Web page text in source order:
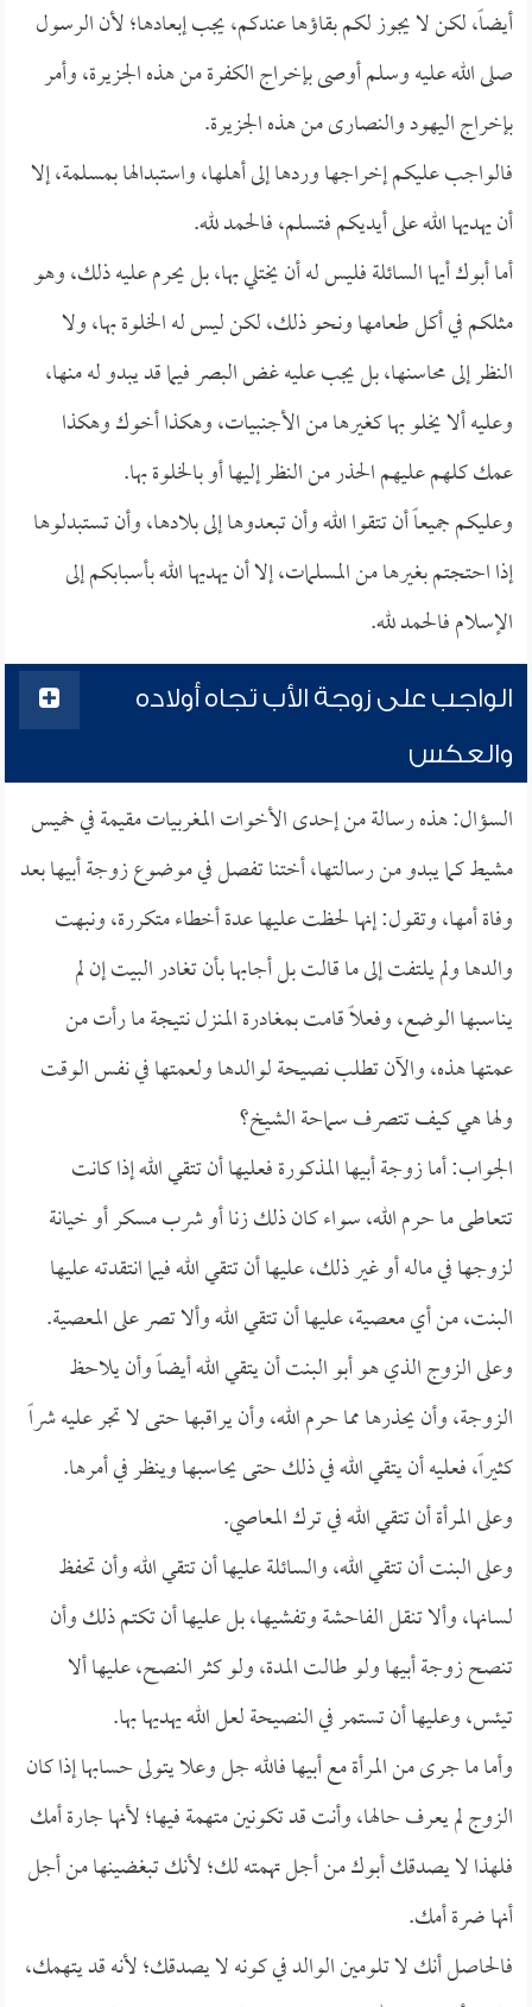
أيضاً، لكن لا يجوز لكم بقاؤها عندكم، يجب إبعادها؛ لأن الرسول
صلى الله عليه وسلم أوصى بإخراج الكفرة من هذه الجزيرة، وأمر
بإخراج اليهود والنصارى من هذه الجزيرة.
فالواجب عليكم إخراجها وردها إلى أهلها، واستبدالها بمسلمة، إلا
أن يهديها الله على أيديكم فتسلم، فالحمد لله.
أما أبوك أيها السائلة فليس له أن يختلي بها، بل يحرم عليه ذلك، وهو
مثلكم في أكل طعامها ونحو ذلك، لكن ليس له الخلوة بها، ولا
النظر إلى محاسنها، بل يجب عليه غض البصر فيما قد يبدو له منها،
وعليه ألا يخلو بها كغيرها من الأجنبيات، وهكذا أخوك وهكذا
عمك كلهم عليهم الحذر من النظر إليها أو بالخلوة بها.
وعليكم جميعاً أن تتقوا الله وأن تبعدوها إلى بلادها، وأن تستبدلوها
إذا احتجتم بغيرها من المسلمات، إلا أن يهديها الله بأسبابكم إلى
الإسلام فالحمد لله.
الواجب على زوجة الأب تجاه أولاده
والعكس
السؤال: هذه رسالة من إحدى الأخوات المغربيات مقيمة في خميس
مشيط كما يبدو من رسالتها، أختنا تفصل في موضوع زوجة أبيها بعد
وفاة أمها، وتقول: إنها لحظت عليها عدة أخطاء متكررة، ونبهت
والدها ولم يلتفت إلى ما قالت بل أجابها بأن تغادر البيت إن لم
يناسبها الوضع، وفعلاً قامت بمغادرة المنزل نتيجة ما رأت من
عمتها هذه، والآن تطلب نصيحة لوالدها ولعمتها في نفس الوقت
ولها هي كيف تتصرف سماحة الشيخ؟
الجواب: أما زوجة أبيها المذكورة فعليها أن تتقي الله إذا كانت
تتعاطى ما حرم الله، سواء كان ذلك زنا أو شرب مسكر أو خيانة
لزوجها في ماله أو غير ذلك، عليها أن تتقي الله فيما انتقدته عليها
البنت، من أي معصية، عليها أن تتقي الله وألا تصر على المعصية.
وعلى الزوج الذي هو أبو البنت أن يتقي الله أيضاً وأن يلاحظ
الزوجة، وأن يحذرها مما حرم الله، وأن يراقبها حتى لا تجر عليه شراً
كثيراً، فعليه أن يتقي الله في ذلك حتى يحاسبها وينظر في أمرها.
وعلى المرأة أن تتقي الله في ترك المعاصي.
وعلى البنت أن تتقي الله، والسائلة عليها أن تتقي الله وأن تحفظ
لسانها، وألا تنقل الفاحشة وتفشيها، بل عليها أن تكتم ذلك وأن
تنصح زوجة أبيها ولو طالت المدة، ولو كثر النصح، عليها ألا
تيئس، وعليها أن تستمر في النصيحة لعل الله يهديها بها.
وأما ما جرى من المرأة مع أبيها فالله جل وعلا يتولى حسابها إذا كان
الزوج لم يعرف حالها، وأنت قد تكونين متهمة فيها؛ لأنها جارة أمك
فلهذا لا يصدقك أبوك من أجل تهمته لك؛ لأنك تبغضينها من أجل
أنها ضرة أمك.
فالحاصل أنك لا تلومين الوالد في كونه لا يصدقك؛ لأنه قد يتهمك،